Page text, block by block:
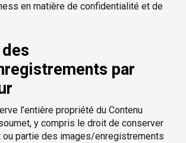
en matière de confidentialité et de
par
l’entière propriété du Contenu
y compris le droit de conserver
ou partie des images/enregistrements